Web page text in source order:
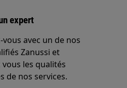
expert
vous avec un de nos
Zanussi et
les qualités
de nos services.